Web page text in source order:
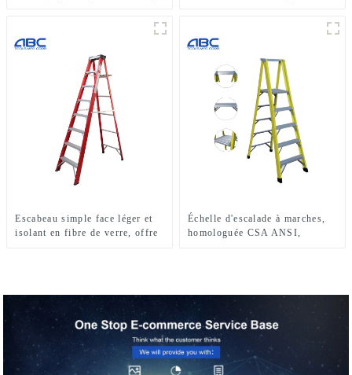
Escabeau simple face léger et
isolant en fibre de verre, offre
Échelle d'escalade à marches,
homologuée CSA ANSI,